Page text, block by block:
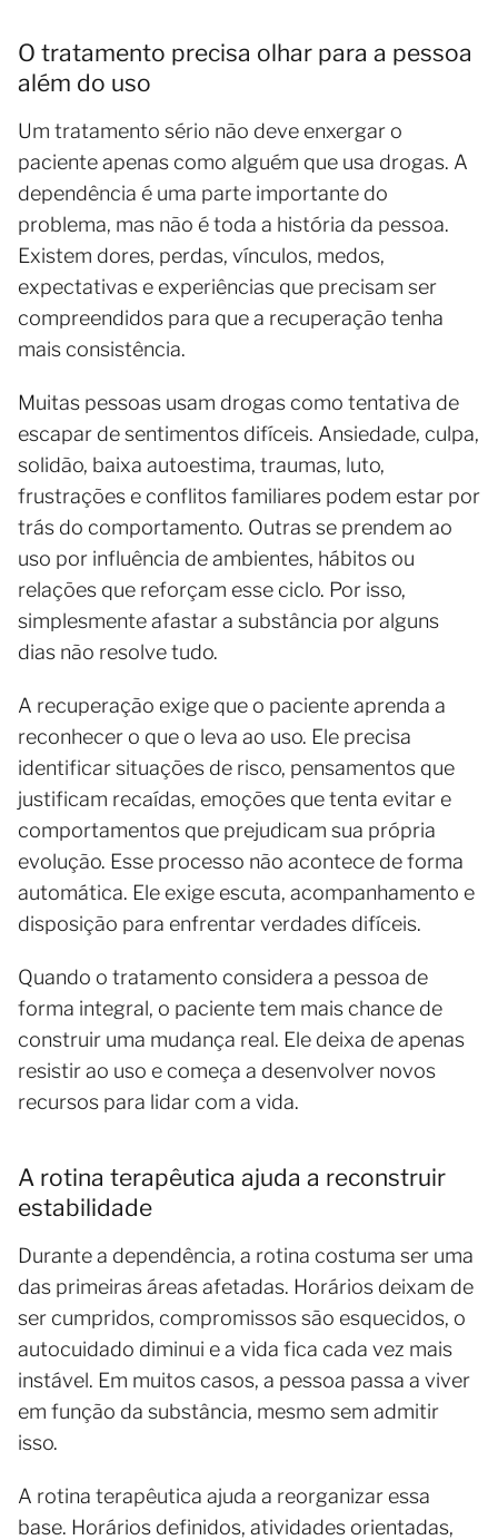
O tratamento precisa olhar para a pessoa
além do uso
Um tratamento sério não deve enxergar o
paciente apenas como alguém que usa drogas. A
dependência é uma parte importante do
problema, mas não é toda a história da pessoa.
Existem dores, perdas, vínculos, medos,
expectativas e experiências que precisam ser
compreendidos para que a recuperação tenha
mais consistência.
Muitas pessoas usam drogas como tentativa de
escapar de sentimentos difíceis. Ansiedade, culpa,
solidão, baixa autoestima, traumas, luto,
frustrações e conflitos familiares podem estar por
trás do comportamento. Outras se prendem ao
uso por influência de ambientes, hábitos ou
relações que reforçam esse ciclo. Por isso,
simplesmente afastar a substância por alguns
dias não resolve tudo.
A recuperação exige que o paciente aprenda a
reconhecer o que o leva ao uso. Ele precisa
identificar situações de risco, pensamentos que
justificam recaídas, emoções que tenta evitar e
comportamentos que prejudicam sua própria
evolução. Esse processo não acontece de forma
automática. Ele exige escuta, acompanhamento e
disposição para enfrentar verdades difíceis.
Quando o tratamento considera a pessoa de
forma integral, o paciente tem mais chance de
construir uma mudança real. Ele deixa de apenas
resistir ao uso e começa a desenvolver novos
recursos para lidar com a vida.
A rotina terapêutica ajuda a reconstruir
estabilidade
Durante a dependência, a rotina costuma ser uma
das primeiras áreas afetadas. Horários deixam de
ser cumpridos, compromissos são esquecidos, o
autocuidado diminui e a vida fica cada vez mais
instável. Em muitos casos, a pessoa passa a viver
em função da substância, mesmo sem admitir
isso.
A rotina terapêutica ajuda a reorganizar essa
base. Horários definidos, atividades orientadas,